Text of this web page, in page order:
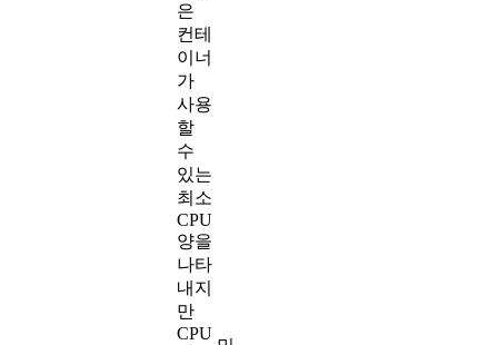
은
컨테
이너
가
사용
할
수
있는
최소
CPU
양을
나타
내지
만
CPU